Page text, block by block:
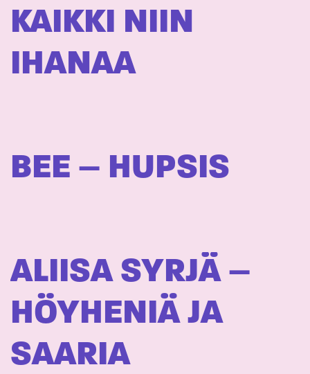
KAIKKI NIIN
IHANAA
BEE – HUPSIS
ALIISA SYRJÄ –
HÖYHENIÄ JA
SAARIA